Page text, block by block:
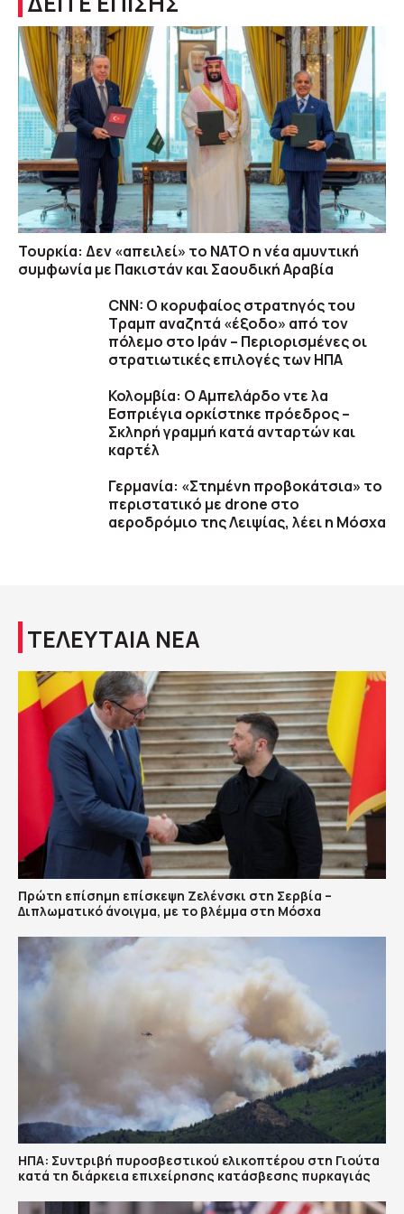
Τουρκία: Δεν «απειλεί» το ΝΑΤΟ η νέα αμυντική
συμφωνία με Πακιστάν και Σαουδική Αραβία
CNN: Ο κορυφαίος στρατηγός του
Τραμπ αναζητά «έξοδο» από τον
πόλεμο στο Ιράν – Περιορισμένες οι
στρατιωτικές επιλογές των ΗΠΑ
Κολομβία: Ο Αμπελάρδο ντε λα
Εσπριέγια ορκίστηκε πρόεδρος –
Σκληρή γραμμή κατά ανταρτών και
καρτέλ
Γερμανία: «Στημένη προβοκάτσια» το
περιστατικό με drone στο
αεροδρόμιο της Λειψίας, λέει η Μόσχα
ΤΕΛΕΥΤΑΙΑ ΝΕΑ
Πρώτη επίσημη επίσκεψη Ζελένσκι στη Σερβία –
Διπλωματικό άνοιγμα, με το βλέμμα στη Μόσχα
ΗΠΑ: Συντριβή πυροσβεστικού ελικοπτέρου στη Γιούτα
κατά τη διάρκεια επιχείρησης κατάσβεσης πυρκαγιάς